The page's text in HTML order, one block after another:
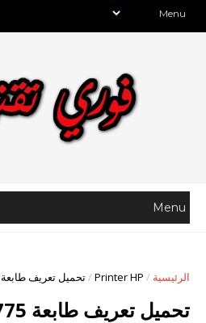
الرئيسية /
Printer HP
/تحميل تعريف طابعة HP Deskjet 2775
تحميل تعريف طابعة HP Deskjet 2775